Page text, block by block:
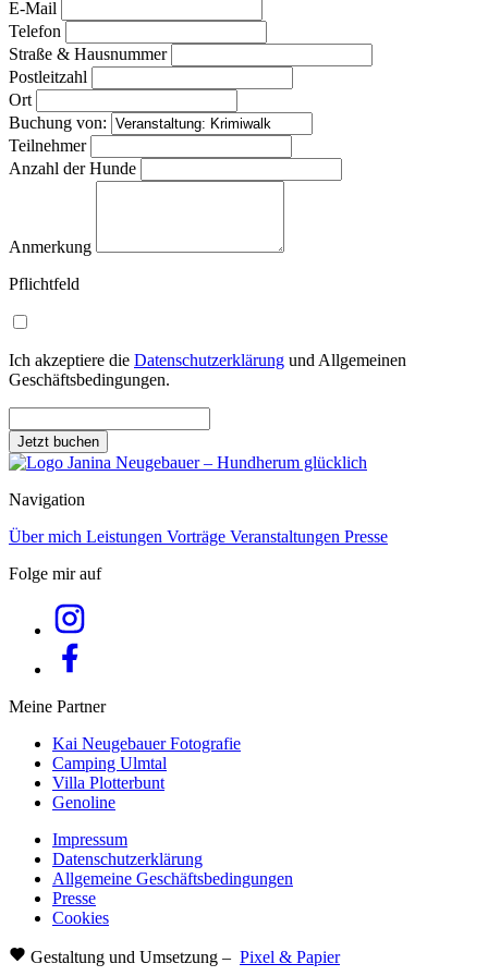
E-Mail
Telefon
Straße & Hausnummer
Postleitzahl
Ort
Buchung von:
Teilnehmer
Anzahl der Hunde
Anmerkung
Pflichtfeld
Ich akzeptiere die Datenschutzerklärung und Allgemeinen
Geschäftsbedingungen.
Jetzt buchen
Navigation
Über mich Leistungen Vorträge Veranstaltungen Presse
Folge mir auf
Meine Partner
Kai Neugebauer Fotografie
Camping Ulmtal
Villa Plotterbunt
Genoline
Impressum
Datenschutzerklärung
Allgemeine Geschäftsbedingungen
Presse
Cookies
Gestaltung und Umsetzung – Pixel & Papier